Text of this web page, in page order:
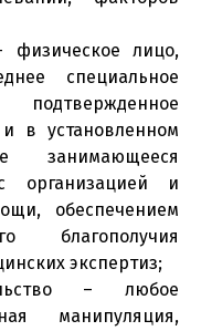
физическое лицо,
специальное
подтвержденное
в установленном
занимающееся
организацией и
обеспечением
благополучия
экспертиз;
– любое
манипуляция,